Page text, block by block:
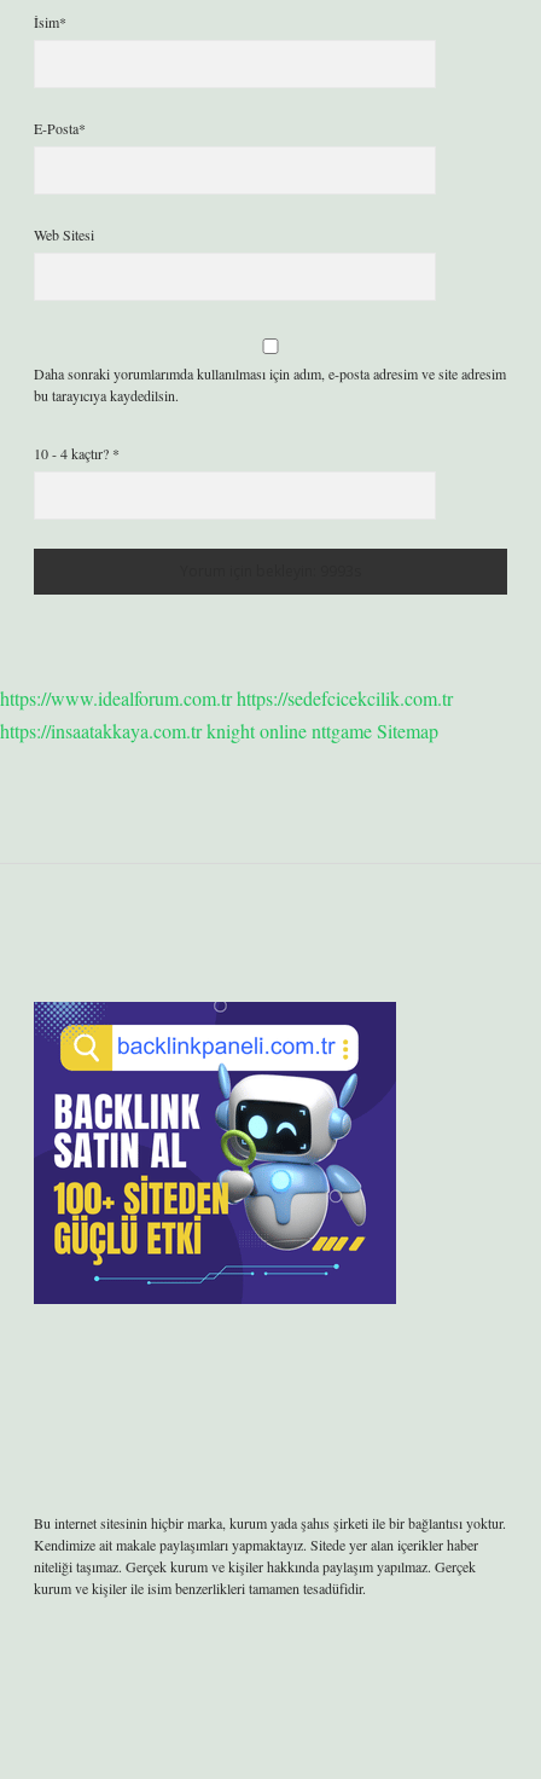
İsim*
E-Posta*
Web Sitesi
Daha sonraki yorumlarımda kullanılması için adım, e-posta adresim ve site adresim
bu tarayıcıya kaydedilsin.
10 - 4 kaçtır? *
https://www.idealforum.com.trhttps://sedefcicekcilik.com.tr
https://insaatakkaya.com.trknight onlinenttgameSitemap
Bu internet sitesinin hiçbir marka, kurum yada şahıs şirketi ile bir bağlantısı yoktur.
Kendimize ait makale paylaşımları yapmaktayız. Sitede yer alan içerikler haber
niteliği taşımaz. Gerçek kurum ve kişiler hakkında paylaşım yapılmaz. Gerçek
kurum ve kişiler ile isim benzerlikleri tamamen tesadüfidir.